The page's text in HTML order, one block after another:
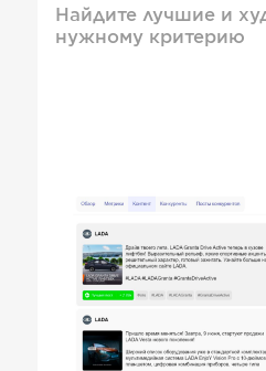
Найдите лучшие и
нужному критерию